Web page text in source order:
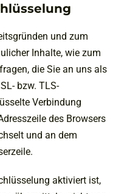
und zum
Inhalte, wie zum
die Sie an uns als
bzw. TLS-
Verbindung
des Browsers
und an dem
aktiviert ist,